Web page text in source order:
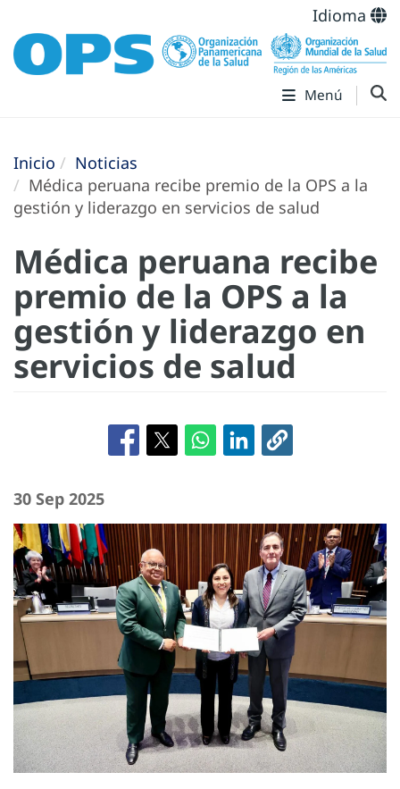
Idioma
Menú
Inicio
Noticias
Médica peruana recibe premio de la OPS a la
gestión y liderazgo en servicios de salud
Médica peruana recibe
premio de la OPS a la
gestión y liderazgo en
servicios de salud
30 Sep 2025